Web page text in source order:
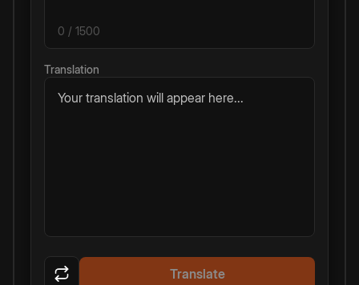
0 / 1500
Translation
Your translation will appear here...
Translate